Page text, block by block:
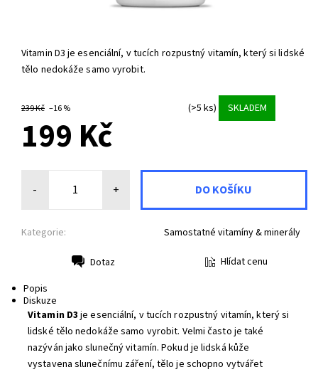
Vitamin D3 je esenciální, v tucích rozpustný vitamín, který si lidské
tělo nedokáže samo vyrobit.
239 Kč –16 % (>5 ks) SKLADEM
199 Kč
- +
Kategorie: Samostatné vitamíny & minerály
Dotaz
Hlídat cenu
Popis
Diskuze
Vitamin D3 je esenciální, v tucích rozpustný vitamín, který si
lidské tělo nedokáže samo vyrobit. Velmi často je také
nazýván jako slunečný vitamín. Pokud je lidská kůže
vystavena slunečnímu záření, tělo je schopno vytvářet